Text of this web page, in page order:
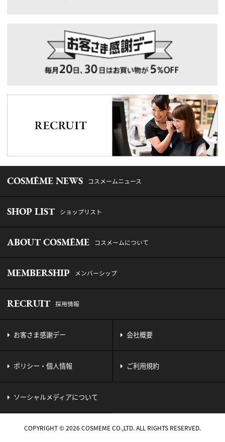
COSMÊME NEWS コスメームニュース
SHOP LIST ショップリスト
ABOUT COSMÊME コスメームについて
MEMBERSHIP メンバーシップ
RECRUIT 採用情報
お客さま感謝デー 会社概要
ポリシー・個人情報 ご利用規約
ソーシャルメディアについて
COPYRIGHT © 2026 COSMEME CO.,LTD. ALL RIGHTS RESERVED.